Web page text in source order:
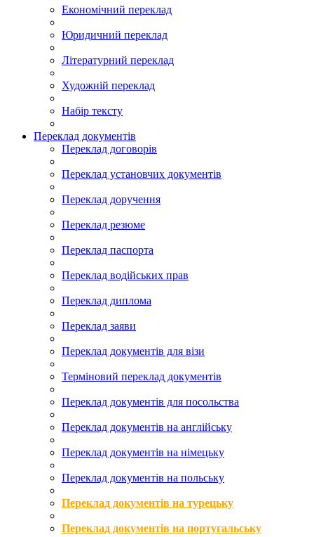
Економічний переклад
Юридичний переклад
Літературний переклад
Художній переклад
Набір тексту
Переклад документів
Переклад договорів
Переклад установчих документів
Переклад доручення
Переклад резюме
Переклад паспорта
Переклад водійських прав
Переклад диплома
Переклад заяви
Переклад документів для візи
Терміновий переклад документів
Переклад документів для посольства
Переклад документів на англійську
Переклад документів на німецьку
Переклад документів на польську
Переклад документів на турецьку
Переклад документів на португальську